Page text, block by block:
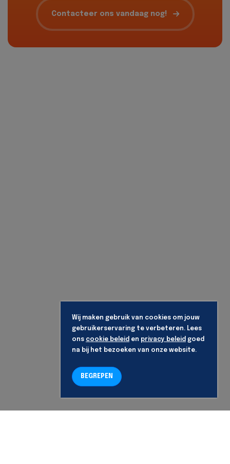
Contacteer ons vandaag nog!
Wij maken gebruik van cookies om jouw
gebruikerservaring te verbeteren. Lees
ons cookie beleid en privacy beleid goed
na bij het bezoeken van onze website.
BEGREPEN